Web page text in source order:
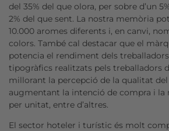
del 35% del que olora, per sobre d’un
2% del que sent. La nostra memòria
10.000 aromes diferents i, en canvi,
colors. També cal destacar que el
potencia el rendiment dels
tipogràfics realitzats pels treballadors
millorant la percepció de la qualitat
augmentant la intenció de compra i la
per unitat, entre d’altres.
El sector hoteler i turístic és molt